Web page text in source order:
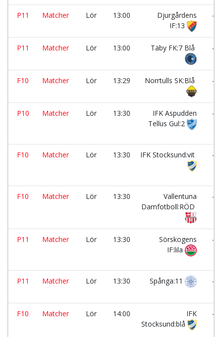
P11 Matcher Lör 13:00
Djurgårdens
IF:13
-
P11 Matcher Lör 13:00 Täby FK:7 Blå -
F10 Matcher Lör 13:29 Norrtulls SK:Blå -
P10 Matcher Lör 13:30
IFK Aspudden
Tellus Gul:2
-
F10 Matcher Lör 13:30 IFK Stocksund:vit -
F10 Matcher Lör 13:30
Vallentuna
Damfotboll:RÖD
-
P11 Matcher Lör 13:30
Sörskogens
IF:lila
-
P11 Matcher Lör 13:30 Spånga:11 -
F10 Matcher Lör 14:00
IFK
Stocksund:blå
-